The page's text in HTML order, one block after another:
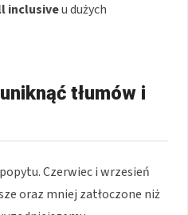
inclusiveu dużych
tłumów i
Czerwiec i wrzesień
oraz mniej zatłoczone niż